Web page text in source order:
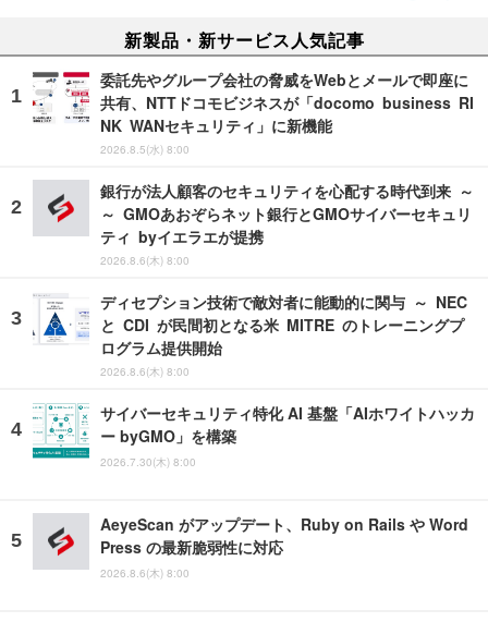
新製品・新サービス人気記事
委託先やグループ会社の脅威をWebとメールで即座に
共有、NTTドコモビジネスが「docomo business RI
NK WANセキュリティ」に新機能
2026.8.5(水) 8:00
銀行が法人顧客のセキュリティを心配する時代到来 ～
～ GMOあおぞらネット銀行とGMOサイバーセキュリ
ティ byイエラエが提携
2026.8.6(木) 8:00
ディセプション技術で敵対者に能動的に関与 ～ NEC
と CDI が民間初となる米 MITRE のトレーニングプ
ログラム提供開始
2026.8.6(木) 8:00
サイバーセキュリティ特化 AI 基盤「AIホワイトハッカ
ー byGMO」を構築
2026.7.30(木) 8:00
AeyeScan がアップデート、Ruby on Rails や Word
Press の最新脆弱性に対応
2026.8.6(木) 8:00